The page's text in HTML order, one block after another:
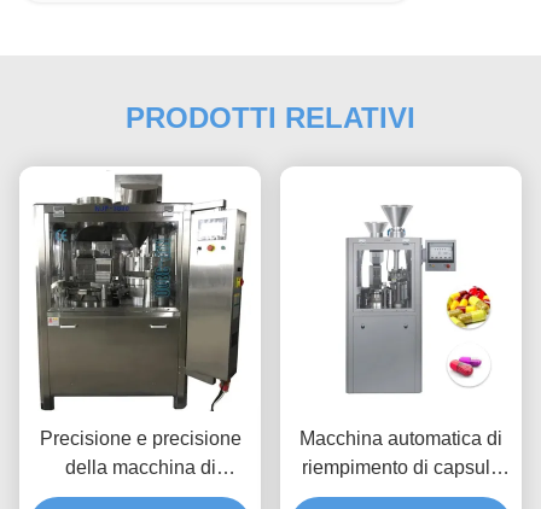
PRODOTTI RELATIVI
Precisione e precisione
della macchina di
riempimento di capsule
Macchina automatica di
riempimento di capsule
ad alta potenza con